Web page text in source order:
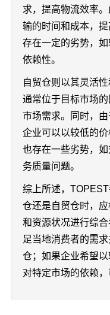
求，提高物流效率
输的时间和成本，
存在一定的劣势，
依赖性。
自贸仓则以其灵活
通常位于目标市场
市场需求。同时，由
企业可以以较低的
也存在一些劣势，
务质量问题。
综上所述，
仓还是自贸仓时，
和资源状况进行综
足当地消费者的需
仓；如果企业希望
对特定市场的依赖，